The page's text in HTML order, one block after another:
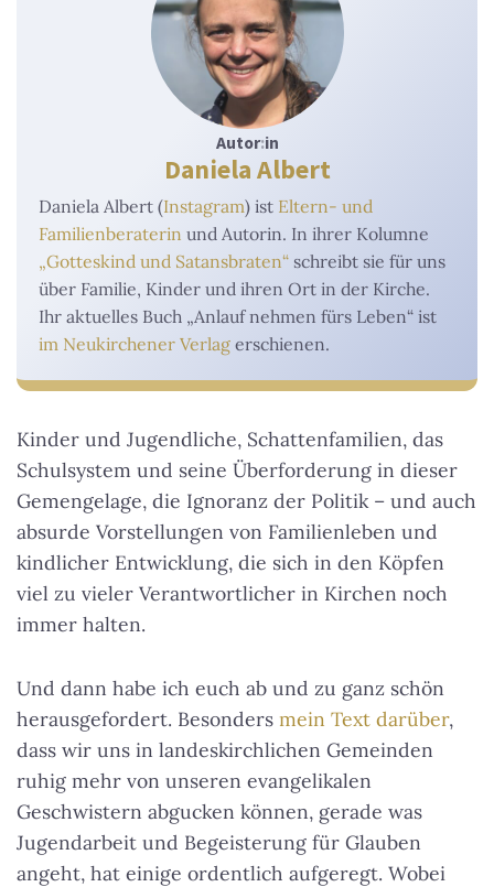
Autor:in
Daniela Albert
Daniela Albert (Instagram) ist Eltern- und
Familienberaterin und Autorin. In ihrer Kolumne
„Gotteskind und Satansbraten“ schreibt sie für uns
über Familie, Kinder und ihren Ort in der Kirche.
Ihr aktuelles Buch „Anlauf nehmen fürs Leben“ ist
im Neukirchener Verlag erschienen.
Kinder und Jugendliche, Schattenfamilien, das
Schulsystem und seine Überforderung in dieser
Gemengelage, die Ignoranz der Politik – und auch
absurde Vorstellungen von Familienleben und
kindlicher Entwicklung, die sich in den Köpfen
viel zu vieler Verantwortlicher in Kirchen noch
immer halten.
Und dann habe ich euch ab und zu ganz schön
herausgefordert. Besonders mein Text darüber,
dass wir uns in landeskirchlichen Gemeinden
ruhig mehr von unseren evangelikalen
Geschwistern abgucken können, gerade was
Jugendarbeit und Begeisterung für Glauben
angeht, hat einige ordentlich aufgeregt. Wobei